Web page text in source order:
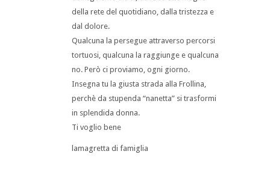
della rete del quotidiano, dalla tristezza e
dal dolore.
Qualcuna la persegue attraverso percorsi
tortuosi, qualcuna la raggiunge e qualcuna
no. Però ci proviamo, ogni giorno.
Insegna tu la giusta strada alla Frollina,
perchè da stupenda “nanetta” si trasformi
in splendida donna.
Ti voglio bene
lamagretta di famiglia